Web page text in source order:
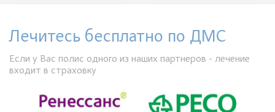
Лечитесь бесплатно по ДМС
Если у Вас полис одного из наших партнеров - лечение
входит в страховку